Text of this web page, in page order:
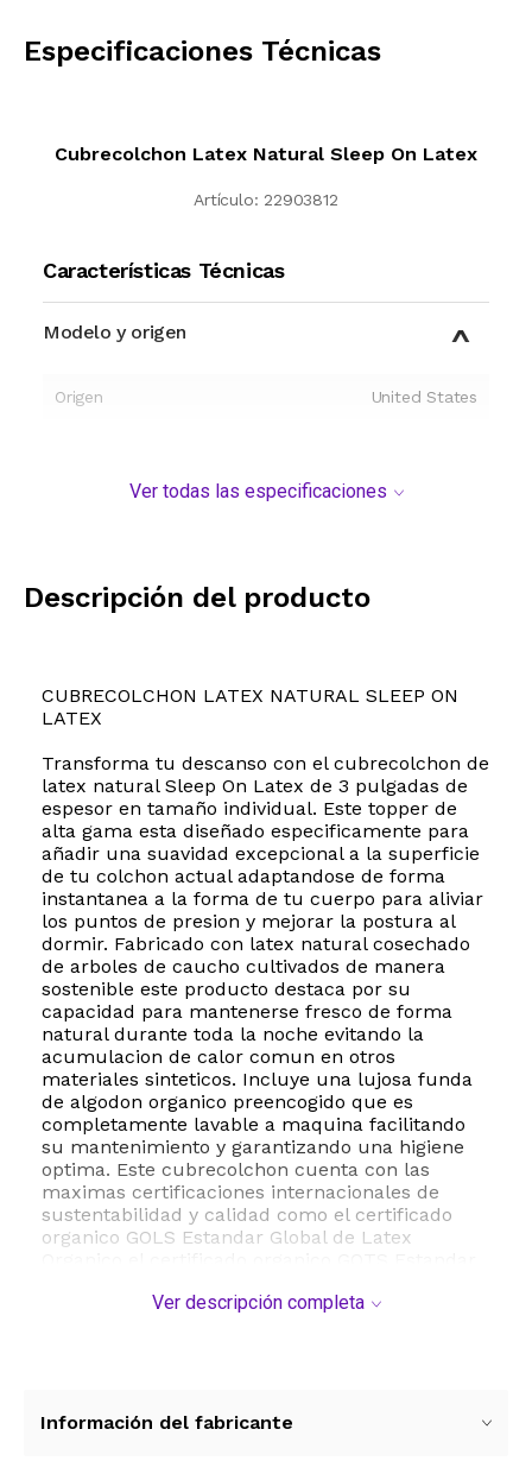
Especificaciones Técnicas
Cubrecolchon Latex Natural Sleep On Latex
Artículo: 22903812
Características Técnicas
Modelo y origen
Origen United States
Ver todas las especificaciones
Descripción del producto
CUBRECOLCHON LATEX NATURAL SLEEP ON
LATEX
Transforma tu descanso con el cubrecolchon de
latex natural Sleep On Latex de 3 pulgadas de
espesor en tamaño individual. Este topper de
alta gama esta diseñado especificamente para
añadir una suavidad excepcional a la superficie
de tu colchon actual adaptandose de forma
instantanea a la forma de tu cuerpo para aliviar
los puntos de presion y mejorar la postura al
dormir. Fabricado con latex natural cosechado
de arboles de caucho cultivados de manera
sostenible este producto destaca por su
capacidad para mantenerse fresco de forma
natural durante toda la noche evitando la
acumulacion de calor comun en otros
materiales sinteticos. Incluye una lujosa funda
de algodon organico preencogido que es
completamente lavable a maquina facilitando
su mantenimiento y garantizando una higiene
optima. Este cubrecolchon cuenta con las
maximas certificaciones internacionales de
sustentabilidad y calidad como el certificado
organico GOLS Estandar Global de Latex
comercio justo Fair For Life. Es la opcion ideal
ESTE PRODUCTO VIENE DE USA DENTRO DEL
Ver descripción completa
Información del fabricante